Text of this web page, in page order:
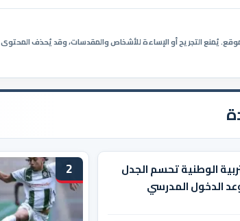
يُمنع التجريح أو الإساءة للأشخاص والمقدسات، وقد يُحذف المحتوى
الوطنية تحسم الجدل
الدخول المدرسي
2